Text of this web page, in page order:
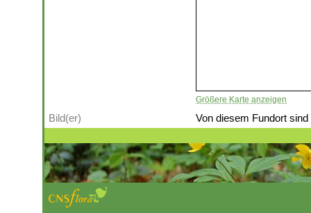
Größere Karte anzeigen
Bild(er) Von diesem Fundort